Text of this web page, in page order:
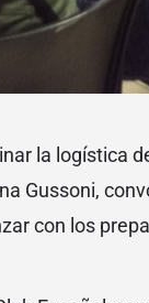
la logística
Gussoni,
con los